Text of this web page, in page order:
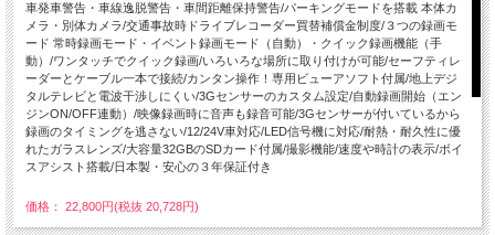
車発車警告・車線逸脱警告・車間距離保持警告/パーキングモードを搭載 本体カ
メラ・別体カメラ/交通事故時ドライブレコーダー買替補償金制度/３つの録画モ
ード 常時録画モード・イベント録画モード（自動）・クイック録画機能（手
動）/ワンタッチでクイック録画/いろいろな場所に取り付けが可能/セーフティレ
ーダーとケーブル一本で接続/カンタン操作！専用ビューアソフト付属/地上デジ
タルテレビと電波干渉しにくい/3Gセンサーのカスタム設定/自動録画開始（エン
ジンON/OFF連動）/映像録画時に音声も録音可能/3Gセンサーが付いているから
録画のタイミングを逃さない/12/24V車対応/LED信号機に対応/耐熱・耐久性に優
れたガラスレンズ/大容量32GBのSDカード付属/撮影機能/速度や時計の表示/ボイ
スアシスト搭載/日本製・安心の３年保証付き
価格： 22,800円(税抜 20,728円)